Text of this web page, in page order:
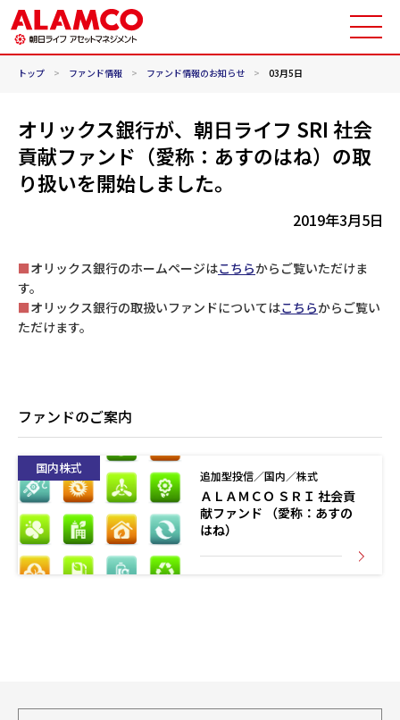
トップ > ファンド情報 > ファンド情報のお知らせ > 03月5日
オリックス銀行が、朝日ライフ SRI 社会
貢献ファンド（愛称：あすのはね）の取
り扱いを開始しました。
2019年3月5日
■オリックス銀行のホームページはこちらからご覧いただけま
す。
■オリックス銀行の取扱いファンドについてはこちらからご覧い
ただけます。
ファンドのご案内
国内株式 追加型投信／国内／株式
ＡＬＡＭＣＯ ＳＲＩ 社会貢
献ファンド （愛称：あすの
はね）